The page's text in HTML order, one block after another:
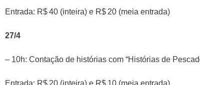
Entrada: R$ 40 (inteira) e R$ 20 (meia entrada)
27/4
– 10h: Contação de histórias com “Histórias de